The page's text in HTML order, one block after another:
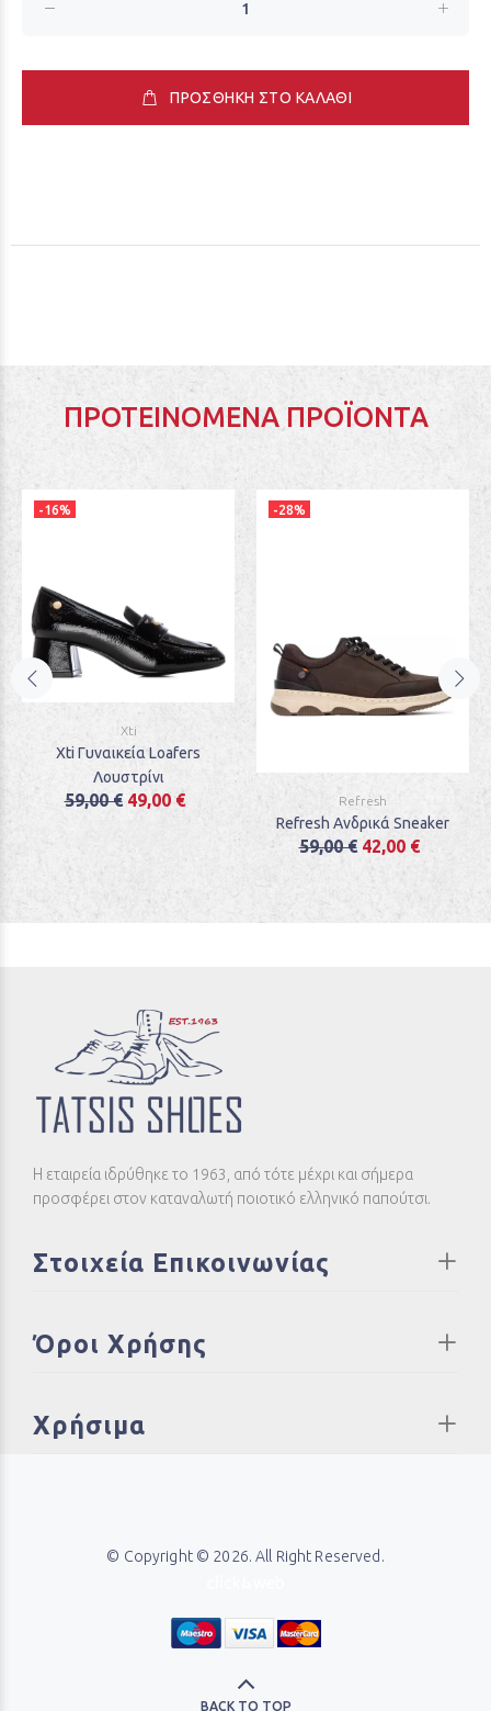
ΠΡΟΣΘΗΚΗ ΣΤΟ ΚΑΛΑΘΙ
ΠΡΟΤΕΙΝΌΜΕΝΑ ΠΡΟΪΌΝΤΑ
-16%
Xti
Xti Γυναικεία Loafers
Λουστρίνι
59,00 € 49,00 €
-28%
Refresh
Refresh Ανδρικά Sneaker
59,00 € 42,00 €
Η εταιρεία ιδρύθηκε το 1963, από τότε μέχρι και σήμερα
προσφέρει στον καταναλωτή ποιοτικό ελληνικό παπούτσι.
Στοιχεία Επικοινωνίας
Όροι Χρήσης
Χρήσιμα
© Copyright © 2026. All Right Reserved.
BACK TO TOP